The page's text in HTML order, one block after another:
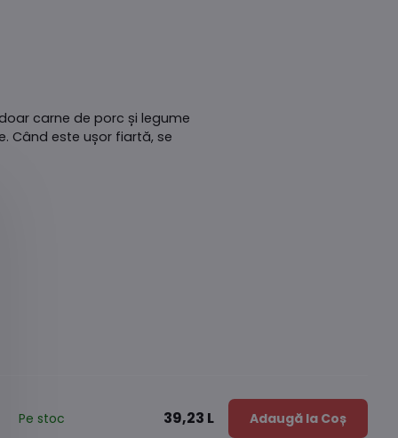
carne de porc și legume
Când este ușor fiartă, se
Pe stoc 39,23 L Adaugă la Coș